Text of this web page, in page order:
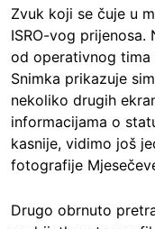
Zvuk koji se čuje u
ISRO-vog prijenosa.
od operativnog tima
Snimka prikazuje
nekoliko drugih
informacijama o
kasnije, vidimo još
fotografije
Drugo obrnuto